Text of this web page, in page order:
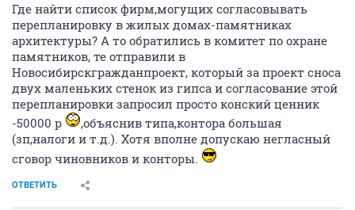
Где найти список фирм,могущих согласовывать
перепланировку в жилых домах-памятниках
архитектуры? А то обратились в комитет по охране
памятников, те отправили в
Новосибирскгражданпроект, который за проект сноса
двух маленьких стенок из гипса и согласование этой
перепланировки запросил просто конский ценник
-50000 р
,объяснив типа,контора большая
(зп,налоги и т.д.). Хотя вполне допускаю негласный
сговор чиновников и конторы.
ОТВЕТИТЬ